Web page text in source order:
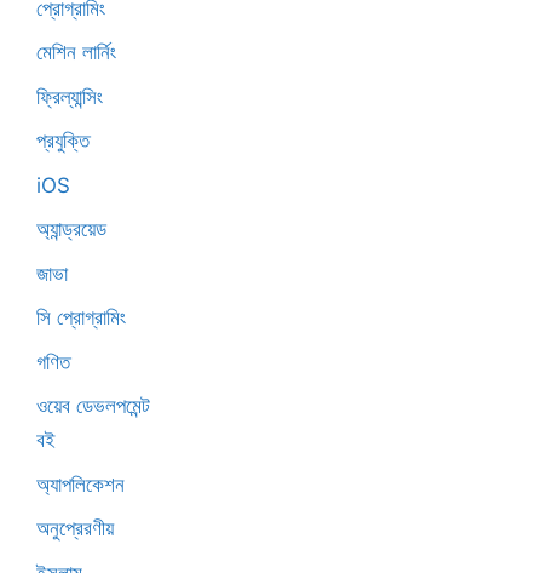
প্রোগ্রামিং
মেশিন লার্নিং
ফ্রিল্যান্সিং
প্রযুক্তি
iOS
অ্যান্ড্রয়েড
জাভা
সি প্রোগ্রামিং
গণিত
ওয়েব ডেভলপমেন্ট
বই
অ্যাপলিকেশন
অনুপ্রেরণীয়